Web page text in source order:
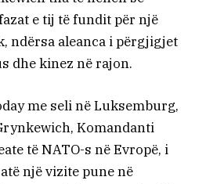
e tij të fundit për një
ndërsa aleanca i përgjigjet
dhe kinez në rajon.
me seli në Luksemburg,
Komandanti
të NATO-s në Evropë, i
një vizite pune në